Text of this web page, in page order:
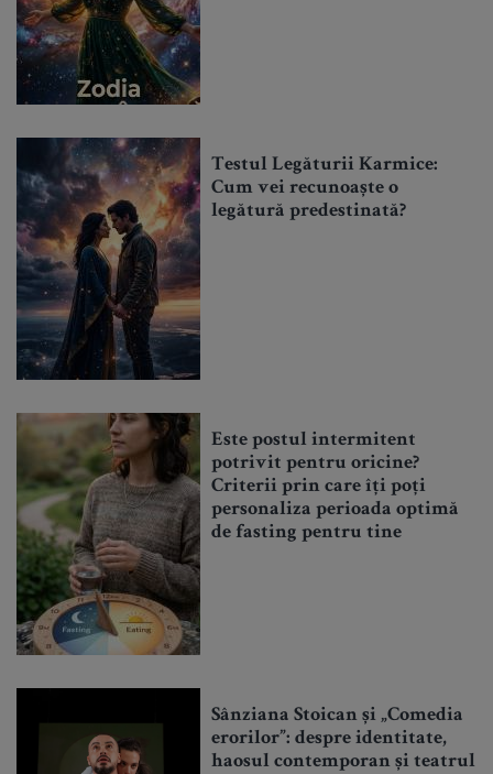
Testul Legăturii Karmice:
Cum vei recunoaște o
legătură predestinată?
Este postul intermitent
potrivit pentru oricine?
Criterii prin care îți poți
personaliza perioada optimă
de fasting pentru tine
Sânziana Stoican și „Comedia
erorilor”: despre identitate,
haosul contemporan și teatrul